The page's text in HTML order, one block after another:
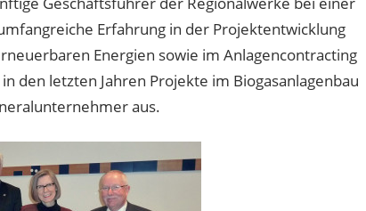
Erfahrung in der Projektentwicklung
Energien sowie im Anlagencontracting
den letzten Jahren Projekte im Biogasanlagenbau
aus.